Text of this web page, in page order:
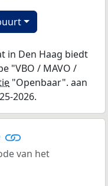
in Den Haag biedt
"VBO / MAVO /
"Openbaar". aan
2026.
van het